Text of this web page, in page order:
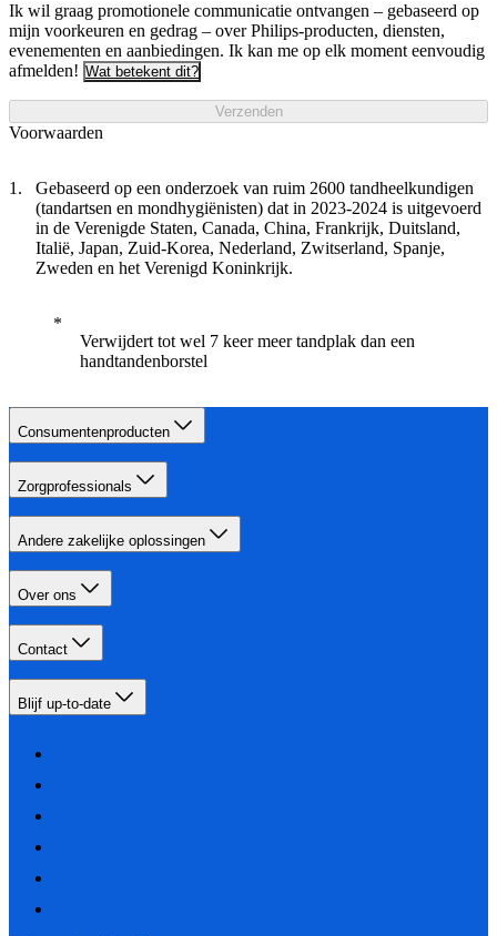
Ik wil graag promotionele communicatie ontvangen – gebaseerd op
mijn voorkeuren en gedrag – over Philips-producten, diensten,
evenementen en aanbiedingen. Ik kan me op elk moment eenvoudig
afmelden! Wat betekent dit?
Verzenden
Voorwaarden
Gebaseerd op een onderzoek van ruim 2600 tandheelkundigen
(tandartsen en mondhygiënisten) dat in 2023-2024 is uitgevoerd
in de Verenigde Staten, Canada, China, Frankrijk, Duitsland,
Italië, Japan, Zuid-Korea, Nederland, Zwitserland, Spanje,
Zweden en het Verenigd Koninkrijk.
Verwijdert tot wel 7 keer meer tandplak dan een
handtandenborstel
Consumentenproducten
Zorgprofessionals
Andere zakelijke oplossingen
Over ons
Contact
Blijf up-to-date